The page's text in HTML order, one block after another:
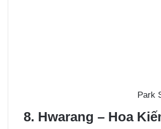
Park
8. Hwarang – Hoa